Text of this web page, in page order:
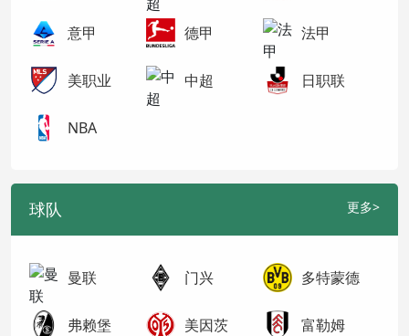
意甲 德甲 法甲
美职业 中超 日职联
NBA
球队 更多>
曼联 门兴 多特蒙德
弗赖堡 美因茨 富勒姆